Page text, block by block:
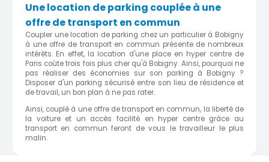
Une location de parking couplée à une
offre de transport en commun
Coupler une location de parking chez un particulier à Bobigny
à une offre de transport en commun présente de nombreux
intérêts. En effet, la location d'une place en hyper centre de
Paris coûte trois fois plus cher qu'à Bobigny. Ainsi, pourquoi ne
pas réaliser des économies sur son parking à Bobigny ?
Disposer d'un parking sécurisé entre son lieu de résidence et
de travail, un bon plan à ne pas rater.
Ainsi, couplé à une offre de transport en commun, la liberté de
la voiture et un accès facilité en hyper centre grâce au
transport en commun feront de vous le travailleur le plus
malin.